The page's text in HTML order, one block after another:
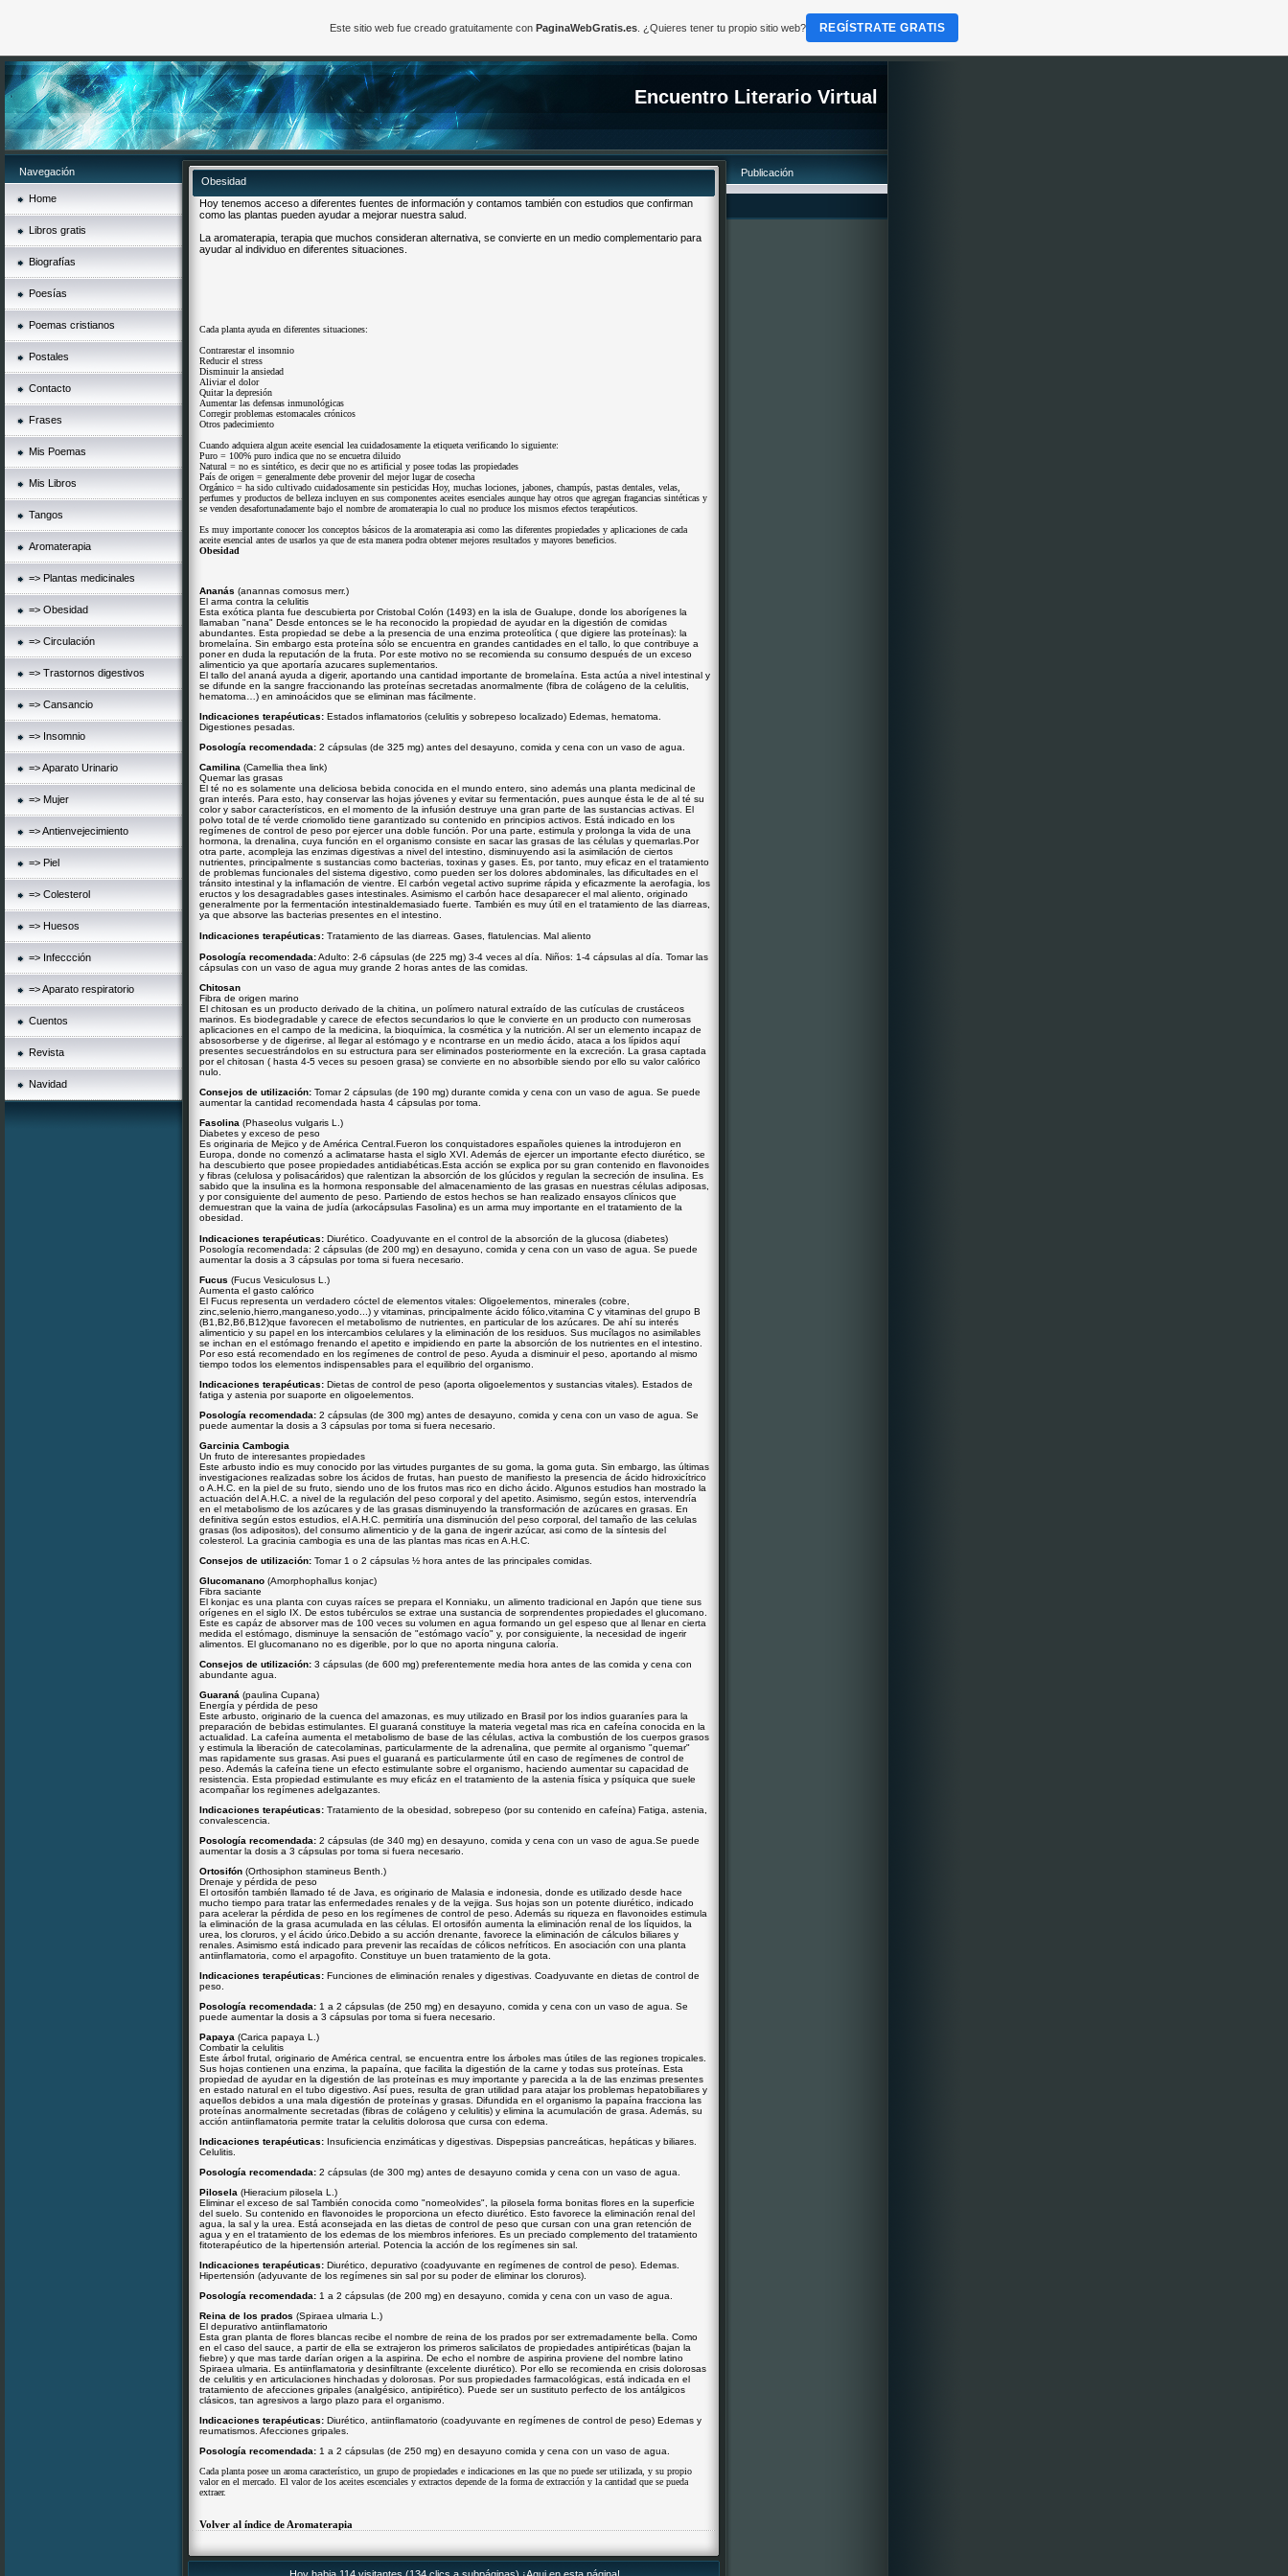
Encuentro Literario Virtual
Navegación
Home
Libros gratis
Biografías
Poesías
Poemas cristianos
Postales
Contacto
Frases
Mis Poemas
Mis Libros
Tangos
Aromaterapia
=> Plantas medicinales
=> Obesidad
=> Circulación
=> Trastornos digestivos
=> Cansancio
=> Insomnio
=> Aparato Urinario
=> Mujer
=> Antienvejecimiento
=> Piel
=> Colesterol
=> Huesos
=> Infeccción
=> Aparato respiratorio
Cuentos
Revista
Navidad
Obesidad
Hoy tenemos acceso a diferentes fuentes de información y contamos también con estudios que confirman
como las plantas pueden ayudar a mejorar nuestra salud.
La aromaterapia, terapia que muchos consideran alternativa, se convierte en un medio complementario para
ayudar al individuo en diferentes situaciones.
Cada planta ayuda en diferentes situaciones:
Contrarestar el insomnio
Reducir el stress
Disminuir la ansiedad
Aliviar el dolor
Quitar la depresión
Aumentar las defensas inmunológicas
Corregir problemas estomacales crónicos
Otros padecimiento
Cuando adquiera algun aceite esencial lea cuidadosamente la etiqueta verificando lo siguiente:
Puro = 100% puro indica que no se encuetra diluido
Natural = no es sintético, es decir que no es artificial y posee todas las propiedades
País de origen = generalmente debe provenir del mejor lugar de cosecha
Orgánico = ha sido cultivado cuidadosamente sin pesticidas Hoy, muchas lociones, jabones, champús, pastas dentales, velas,
perfumes y productos de belleza incluyen en sus componentes aceites esenciales aunque hay otros que agregan fragancias sintéticas y
se venden desafortunadamente bajo el nombre de aromaterapia lo cual no produce los mismos efectos terapéuticos.
Es muy importante conocer los conceptos básicos de la aromaterapia asi como las diferentes propiedades y aplicaciones de cada
aceite esencial antes de usarlos ya que de esta manera podra obtener mejores resultados y mayores beneficios.
Obesidad
Ananás (anannas comosus merr.)
El arma contra la celulitis
Esta exótica planta fue descubierta por Cristobal Colón (1493) en la isla de Gualupe, donde los aborígenes la
llamaban "nana" Desde entonces se le ha reconocido la propiedad de ayudar en la digestión de comidas
abundantes. Esta propiedad se debe a la presencia de una enzima proteolítica ( que digiere las proteínas): la
bromelaína. Sin embargo esta proteína sólo se encuentra en grandes cantidades en el tallo, lo que contribuye a
poner en duda la reputación de la fruta. Por este motivo no se recomienda su consumo después de un exceso
alimenticio ya que aportaría azucares suplementarios.
El tallo del ananá ayuda a digerir, aportando una cantidad importante de bromelaína. Esta actúa a nivel intestinal y
se difunde en la sangre fraccionando las proteínas secretadas anormalmente (fibra de colágeno de la celulitis,
hematoma…) en aminoácidos que se eliminan mas fácilmente.
Indicaciones terapéuticas: Estados inflamatorios (celulitis y sobrepeso localizado) Edemas, hematoma.
Digestiones pesadas.
Posología recomendada: 2 cápsulas (de 325 mg) antes del desayuno, comida y cena con un vaso de agua.
Camilina (Camellia thea link)
Quemar las grasas
El té no es solamente una deliciosa bebida conocida en el mundo entero, sino además una planta medicinal de
gran interés. Para esto, hay conservar las hojas jóvenes y evitar su fermentación, pues aunque ésta le de al té su
color y sabor característicos, en el momento de la infusión destruye una gran parte de las sustancias activas. El
polvo total de té verde criomolido tiene garantizado su contenido en principios activos. Está indicado en los
regímenes de control de peso por ejercer una doble función. Por una parte, estimula y prolonga la vida de una
hormona, la drenalina, cuya función en el organismo consiste en sacar las grasas de las células y quemarlas.Por
otra parte, acompleja las enzimas digestivas a nivel del intestino, disminuyendo asi la asimilación de ciertos
nutrientes, principalmente s sustancias como bacterias, toxinas y gases. Es, por tanto, muy eficaz en el tratamiento
de problemas funcionales del sistema digestivo, como pueden ser los dolores abdominales, las dificultades en el
tránsito intestinal y la inflamación de vientre. El carbón vegetal activo suprime rápida y eficazmente la aerofagia, los
eructos y los desagradables gases intestinales. Asimismo el carbón hace desaparecer el mal aliento, originado
generalmente por la fermentación intestinaldemasiado fuerte. También es muy útil en el tratamiento de las diarreas,
ya que absorve las bacterias presentes en el intestino.
Indicaciones terapéuticas: Tratamiento de las diarreas. Gases, flatulencias. Mal aliento
Posología recomendada:Adulto: 2-6 cápsulas (de 225 mg) 3-4 veces al día. Niños: 1-4 cápsulas al día. Tomar las
cápsulas con un vaso de agua muy grande 2 horas antes de las comidas.
Chitosan
Fibra de origen marino
El chitosan es un producto derivado de la chitina, un polímero natural extraído de las cutículas de crustáceos
marinos. Es biodegradable y carece de efectos secundarios lo que le convierte en un producto con numerosas
aplicaciones en el campo de la medicina, la bioquímica, la cosmética y la nutrición. Al ser un elemento incapaz de
absosorberse y de digerirse, al llegar al estómago y e ncontrarse en un medio ácido, ataca a los lípidos aquí
presentes secuestrándolos en su estructura para ser eliminados posteriormente en la excreción. La grasa captada
por el chitosan ( hasta 4-5 veces su pesoen grasa) se convierte en no absorbible siendo por ello su valor calórico
nulo.
Consejos de utilización: Tomar 2 cápsulas (de 190 mg) durante comida y cena con un vaso de agua. Se puede
aumentar la cantidad recomendada hasta 4 cápsulas por toma.
Fasolina (Phaseolus vulgaris L.)
Diabetes y exceso de peso
Es originaria de Mejico y de América Central.Fueron los conquistadores españoles quienes la introdujeron en
Europa, donde no comenzó a aclimatarse hasta el siglo XVI. Además de ejercer un importante efecto diurético, se
ha descubierto que posee propiedades antidiabéticas.Esta acción se explica por su gran contenido en flavonoides
y fibras (celulosa y polisacáridos) que ralentizan la absorción de los glúcidos y regulan la secreción de insulina. Es
sabido que la insulina es la hormona responsable del almacenamiento de las grasas en nuestras células adiposas,
y por consiguiente del aumento de peso. Partiendo de estos hechos se han realizado ensayos clínicos que
demuestran que la vaina de judía (arkocápsulas Fasolina) es un arma muy importante en el tratamiento de la
obesidad.
Indicaciones terapéuticas: Diurético. Coadyuvante en el control de la absorción de la glucosa (diabetes)
Posología recomendada: 2 cápsulas (de 200 mg) en desayuno, comida y cena con un vaso de agua. Se puede
aumentar la dosis a 3 cápsulas por toma si fuera necesario.
Fucus (Fucus Vesiculosus L.)
Aumenta el gasto calórico
El Fucus representa un verdadero cóctel de elementos vitales: Oligoelementos, minerales (cobre,
zinc,selenio,hierro,manganeso,yodo...) y vitaminas, principalmente ácido fólico,vitamina C y vitaminas del grupo B
(B1,B2,B6,B12)que favorecen el metabolismo de nutrientes, en particular de los azúcares. De ahí su interés
alimenticio y su papel en los intercambios celulares y la eliminación de los residuos. Sus mucílagos no asimilables
se inchan en el estómago frenando el apetito e impidiendo en parte la absorción de los nutrientes en el intestino.
Por eso está recomendado en los regímenes de control de peso. Ayuda a disminuir el peso, aportando al mismo
tiempo todos los elementos indispensables para el equilibrio del organismo.
Indicaciones terapéuticas: Dietas de control de peso (aporta oligoelementos y sustancias vitales). Estados de
fatiga y astenia por suaporte en oligoelementos.
Posología recomendada: 2 cápsulas (de 300 mg) antes de desayuno, comida y cena con un vaso de agua. Se
puede aumentar la dosis a 3 cápsulas por toma si fuera necesario.
Garcinia Cambogia
Un fruto de interesantes propiedades
Este arbusto indio es muy conocido por las virtudes purgantes de su goma, la goma guta. Sin embargo, las últimas
investigaciones realizadas sobre los ácidos de frutas, han puesto de manifiesto la presencia de ácido hidroxicítrico
o A.H.C. en la piel de su fruto, siendo uno de los frutos mas rico en dicho ácido. Algunos estudios han mostrado la
actuación del A.H.C. a nivel de la regulación del peso corporal y del apetito. Asimismo, según estos, intervendría
en el metabolismo de los azúcares y de las grasas disminuyendo la transformación de azúcares en grasas. En
definitiva según estos estudios, el A.H.C. permitiría una disminución del peso corporal, del tamaño de las celulas
grasas (los adipositos), del consumo alimenticio y de la gana de ingerir azúcar, asi como de la síntesis del
colesterol. La gracinia cambogia es una de las plantas mas ricas en A.H.C.
Consejos de utilización: Tomar 1 o 2 cápsulas ½ hora antes de las principales comidas.
Glucomanano (Amorphophallus konjac)
Fibra saciante
El konjac es una planta con cuyas raíces se prepara el Konniaku, un alimento tradicional en Japón que tiene sus
orígenes en el siglo IX. De estos tubérculos se extrae una sustancia de sorprendentes propiedades el glucomano.
Este es capáz de absorver mas de 100 veces su volumen en agua formando un gel espeso que al llenar en cierta
medida el estómago, disminuye la sensación de "estómago vacío" y, por consiguiente, la necesidad de ingerir
alimentos. El glucomanano no es digerible, por lo que no aporta ninguna caloría.
Consejos de utilización: 3 cápsulas (de 600 mg) preferentemente media hora antes de las comida y cena con
abundante agua.
Guaraná (paulina Cupana)
Energía y pérdida de peso
Este arbusto, originario de la cuenca del amazonas, es muy utilizado en Brasil por los indios guaraníes para la
preparación de bebidas estimulantes. El guaraná constituye la materia vegetal mas rica en cafeína conocida en la
actualidad. La cafeína aumenta el metabolismo de base de las células, activa la combustión de los cuerpos grasos
y estimula la liberación de catecolaminas, particularmente de la adrenalina, que permite al organismo "quemar"
mas rapidamente sus grasas. Asi pues el guaraná es particularmente útil en caso de regímenes de control de
peso. Además la cafeína tiene un efecto estimulante sobre el organismo, haciendo aumentar su capacidad de
resistencia. Esta propiedad estimulante es muy eficáz en el tratamiento de la astenia física y psíquica que suele
acompañar los regímenes adelgazantes.
Indicaciones terapéuticas: Tratamiento de la obesidad, sobrepeso (por su contenido en cafeína) Fatiga, astenia,
convalescencia.
Posología recomendada: 2 cápsulas (de 340 mg) en desayuno, comida y cena con un vaso de agua.Se puede
aumentar la dosis a 3 cápsulas por toma si fuera necesario.
Ortosifón (Orthosiphon stamineus Benth.)
Drenaje y pérdida de peso
El ortosifón también llamado té de Java, es originario de Malasia e indonesia, donde es utilizado desde hace
mucho tiempo para tratar las enfermedades renales y de la vejiga. Sus hojas son un potente diurético, indicado
para acelerar la pérdida de peso en los regímenes de control de peso. Además su riqueza en flavonoides estimula
la eliminación de la grasa acumulada en las células. El ortosifón aumenta la eliminación renal de los líquidos, la
urea, los cloruros, y el ácido úrico.Debido a su acción drenante, favorece la eliminación de cálculos biliares y
renales. Asimismo está indicado para prevenir las recaídas de cólicos nefríticos. En asociación con una planta
antiinflamatoria, como el arpagofito. Constituye un buen tratamiento de la gota.
Indicaciones terapéuticas: Funciones de eliminación renales y digestivas. Coadyuvante en dietas de control de
peso.
Posología recomendada: 1 a 2 cápsulas (de 250 mg) en desayuno, comida y cena con un vaso de agua. Se
puede aumentar la dosis a 3 cápsulas por toma si fuera necesario.
Papaya (Carica papaya L.)
Combatir la celulitis
Este árbol frutal, originario de América central, se encuentra entre los árboles mas útiles de las regiones tropicales.
Sus hojas contienen una enzima, la papaína, que facilita la digestión de la carne y todas sus proteínas. Esta
propiedad de ayudar en la digestión de las proteínas es muy importante y parecida a la de las enzimas presentes
en estado natural en el tubo digestivo. Así pues, resulta de gran utilidad para atajar los problemas hepatobiliares y
aquellos debidos a una mala digestión de proteínas y grasas. Difundida en el organismo la papaína fracciona las
proteínas anormalmente secretadas (fibras de colágeno y celulitis) y elimina la acumulación de grasa. Además, su
acción antiinflamatoria permite tratar la celulitis dolorosa que cursa con edema.
Indicaciones terapéuticas: Insuficiencia enzimáticas y digestivas. Dispepsias pancreáticas, hepáticas y biliares.
Celulitis.
Posología recomendada: 2 cápsulas (de 300 mg) antes de desayuno comida y cena con un vaso de agua.
Pilosela (Hieracium pilosela L.)
Eliminar el exceso de sal También conocida como "nomeolvides", la pilosela forma bonitas flores en la superficie
del suelo. Su contenido en flavonoides le proporciona un efecto diurético. Esto favorece la eliminación renal del
agua, la sal y la urea. Está aconsejada en las dietas de control de peso que cursan con una gran retención de
agua y en el tratamiento de los edemas de los miembros inferiores. Es un preciado complemento del tratamiento
fitoterapéutico de la hipertensión arterial. Potencia la acción de los regímenes sin sal.
Indicaciones terapéuticas: Diurético, depurativo (coadyuvante en regímenes de control de peso). Edemas.
Hipertensión (adyuvante de los regímenes sin sal por su poder de eliminar los cloruros).
Posología recomendada: 1 a 2 cápsulas (de 200 mg) en desayuno, comida y cena con un vaso de agua.
Reina de los prados (Spiraea ulmaria L.)
El depurativo antiinflamatorio
Esta gran planta de flores blancas recibe el nombre de reina de los prados por ser extremadamente bella. Como
en el caso del sauce, a partir de ella se extrajeron los primeros salicilatos de propiedades antipiréticas (bajan la
fiebre) y que mas tarde darían origen a la aspirina. De echo el nombre de aspirina proviene del nombre latino
Spiraea ulmaria. Es antiinflamatoria y desinfiltrante (excelente diurético). Por ello se recomienda en crisis dolorosas
de celulitis y en articulaciones hinchadas y dolorosas. Por sus propiedades farmacológicas, está indicada en el
tratamiento de afecciones gripales (analgésico, antipirético). Puede ser un sustituto perfecto de los antálgicos
clásicos, tan agresivos a largo plazo para el organismo.
Indicaciones terapéuticas: Diurético, antiinflamatorio (coadyuvante en regímenes de control de peso) Edemas y
reumatismos. Afecciones gripales.
Posología recomendada: 1 a 2 cápsulas (de 250 mg) en desayuno comida y cena con un vaso de agua.
Cada planta posee un aroma característico, un grupo de propiedades e indicaciones en las que no puede ser utilizada, y su propio
valor en el mercado. El valor de los aceites escenciales y extractos depende de la forma de extracción y la cantidad que se pueda
extraer.
Volver al índice de Aromaterapia
Publicación
Este sitio web fue creado gratuitamente con PaginaWebGratis.es. ¿Quieres tener tu propio sitio web? REGÍSTRATE GRATIS